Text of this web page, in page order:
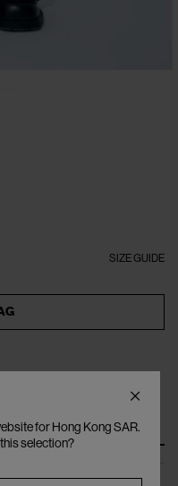
SIZE GUIDE
for Hong Kong SAR.
selection?